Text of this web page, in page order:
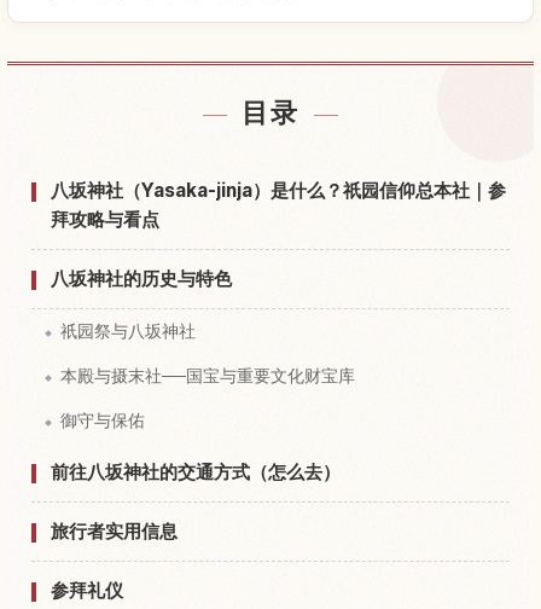
目录
八坂神社（Yasaka-jinja）是什么？祇园信仰总本社｜参
拜攻略与看点
八坂神社的历史与特色
祇园祭与八坂神社
本殿与摄末社──国宝与重要文化财宝库
御守与保佑
前往八坂神社的交通方式（怎么去）
旅行者实用信息
参拜礼仪